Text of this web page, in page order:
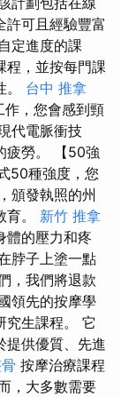
許可且經驗豐富
定進度的課
程，並按每門課
台中 推拿
作，您會感到頸
代電脈衝技
疲勞。 【50強
50種強度，您
頒發執照的州
。 新竹 推拿
體的壓力和疼
脖子上塗一點
，我們將退款
領先的按摩學
究生課程。 它
提供優質、先進
按摩治療課程
，大多數需要